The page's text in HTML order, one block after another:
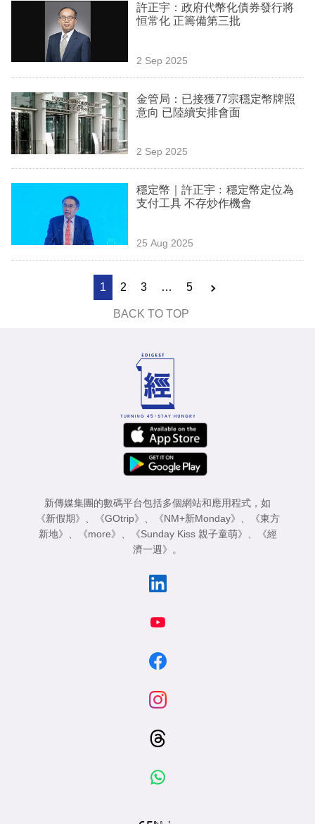
許正宇：政府代幣化債券發行將
恒常化 正籌備第三批
2 Sep 2025
金管局：已接獲77宗穩定幣牌照
意向 已陸續安排會面
2 Sep 2025
穩定幣｜許正宇﹕穩定幣定位為
支付工具 不存炒作機會
25 Aug 2025
1 2 3 … 5
BACK TO TOP
新傳媒集團的數碼平台包括多個網站和應用程式，如
《新假期》 、 《GOtrip》 、 《NM+新Monday》 、
《東方
新地》 、 《more》 、 《Sunday Kiss 親子童萌》 、
《經
濟一週》 。